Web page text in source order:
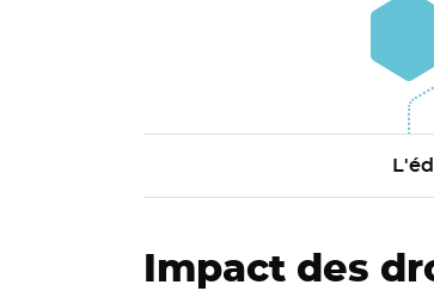
Impact des